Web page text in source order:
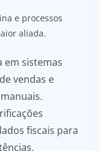
e processos
aliada.
em sistemas
vendas e
fiscais para